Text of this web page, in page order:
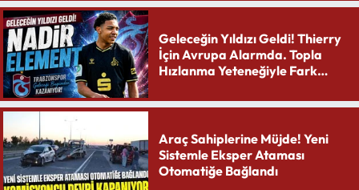
Geleceğin Yıldızı Geldi! Thierry
İçin Avrupa Alarmda. Topla
Hızlanma Yeteneğiyle Fark
Araç Sahiplerine Müjde! Yeni
Sistemle Eksper Ataması
Otomatiğe Bağlandı